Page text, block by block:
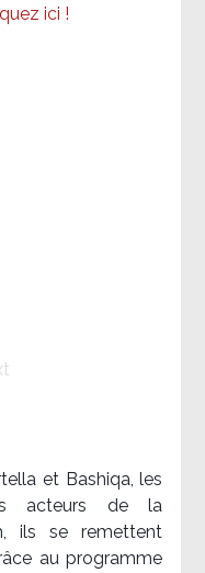
ici !
et Bashiqa, les
acteurs de la
ils se remettent
au programme